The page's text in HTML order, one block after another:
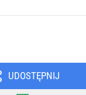
UDOSTĘPNIJ